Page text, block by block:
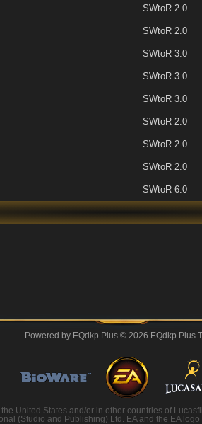
SWtoR 2.0
SWtoR 2.0
SWtoR 3.0
SWtoR 3.0
SWtoR 3.0
SWtoR 2.0
SWtoR 2.0
SWtoR 2.0
SWtoR 6.0
Powered by EQdkp Plus© 2026 EQdkp Plus
United States and/or in other countries of
(Studio and Publishing) Ltd. EA and the EA